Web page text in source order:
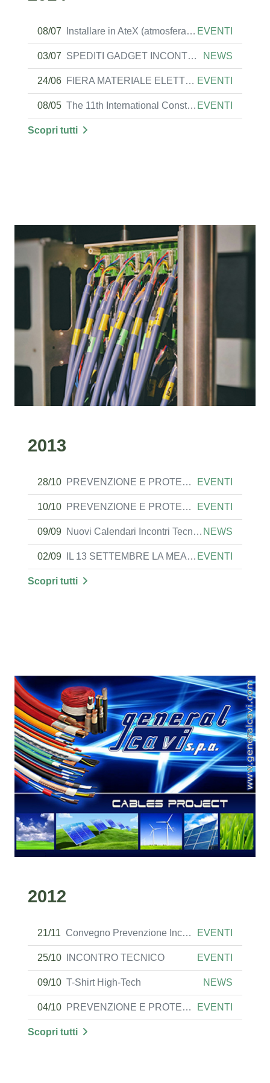
08/07 Installare in AteX (atmosfera eXplosiva) EVENTI
03/07 SPEDITI GADGET INCONTRI TECNICI ON-LINE NEWS
24/06 FIERA MATERIALE ELETTRICO MARCHIOL EVENTI
08/05 The 11th International Construction Technology & Building Materials Exhibition EVENTI
Scopri tutti
2013
28/10 PREVENZIONE E PROTEZIONE INCENDI Piacenza 29 Ottobre 2013 EVENTI
10/10 PREVENZIONE E PROTEZIONE INCENDI Verona 15 Ottobre 2013 EVENTI
09/09 Nuovi Calendari Incontri Tecnici ON line NEWS
02/09 IL 13 SETTEMBRE LA MEAR DI LECCO PROPONE L'OPEN NIGHT EVENTI
Scopri tutti
2012
21/11 Convegno Prevenzione Incendi Reggio Emilia EVENTI
25/10 INCONTRO TECNICO EVENTI
09/10 T-Shirt High-Tech NEWS
04/10 PREVENZIONE E PROTEZIONE INCENDI:RILEVAZIONE,SPEGNIMENTO E COMPARTIMENTAZIONE EVENTI
Scopri tutti